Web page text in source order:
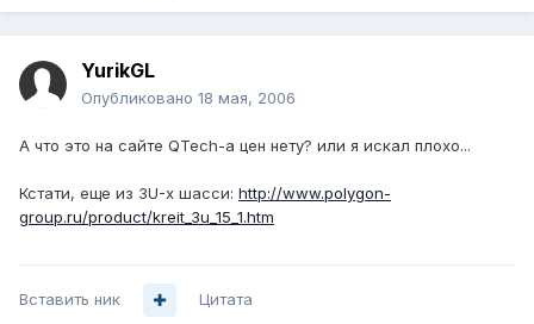
YurikGL
Опубликовано 18 мая, 2006
А что это на сайте QTech-а цен нету? или я искал плохо...
Кстати, еще из 3U-х шасси: http://www.polygon-
group.ru/product/kreit_3u_15_1.htm
Вставить ник Цитата